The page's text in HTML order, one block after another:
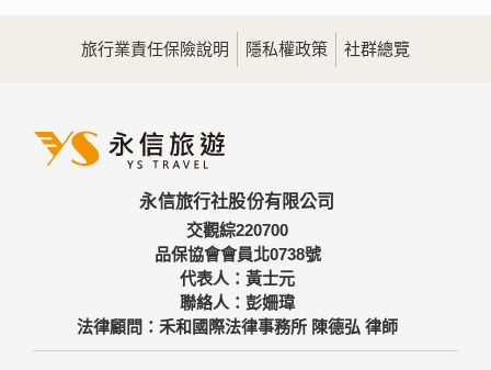
旅行業責任保險說明 隱私權政策 社群總覽
永信旅行社股份有限公司
交觀綜220700
品保協會會員北0738號
代表人：黃士元
聯絡人：彭姍瑋
法律顧問：禾和國際法律事務所 陳德弘 律師